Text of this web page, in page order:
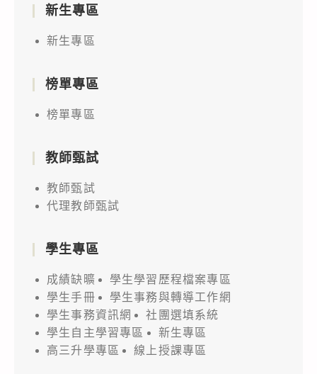
新生專區
新生專區
榜單專區
榜單專區
教師甄試
教師甄試
代理教師甄試
學生專區
成績缺曠
學生學習歷程檔案專區
學生手冊
學生事務與轉導工作網
學生事務資訊網
社團選填系統
學生自主學習專區
新生專區
高三升學專區
線上授課專區